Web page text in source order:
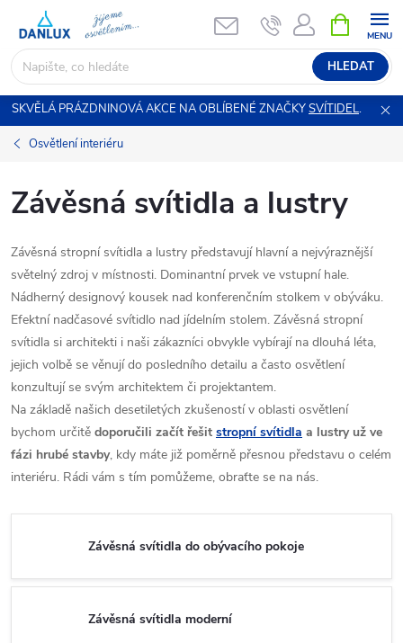
obsah
HLEDAT
NÁKUPNÍ
KOŠÍK
SKVĚLÁ PRÁZDNINOVÁ AKCE NA OBLÍBENÉ ZNAČKYSVÍTIDEL.
Osvětlení interiéru
Závěsná svítidla a lustry
Závěsná stropní svítidla a lustry představují hlavní a nejvýraznější
světelný zdroj v místnosti. Dominantní prvek ve vstupní hale.
Nádherný designový kousek nad konferenčním stolkem v obýváku.
Efektní nadčasové svítidlo nad jídelním stolem. Závěsná stropní
svítidla si architekti i naši zákazníci obvykle vybírají na dlouhá léta,
jejich volbě se věnují do posledního detailu a často osvětlení
konzultují se svým architektem či projektantem.
Na základě našich desetiletých zkušeností v oblasti osvětlení
bychom určitě doporučili začít řešit stropní svítidla a lustry už ve
fázi hrubé stavby, kdy máte již poměrně přesnou představu o celém
interiéru. Rádi vám s tím pomůžeme, obraťte se na nás.
Závěsná svítidla do obývacího pokoje
Závěsná svítidla moderní